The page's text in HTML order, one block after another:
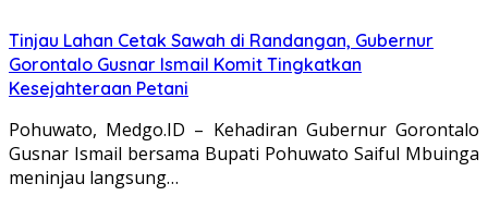
Tinjau Lahan Cetak Sawah di Randangan, Gubernur
Gorontalo Gusnar Ismail Komit Tingkatkan
Kesejahteraan Petani
Pohuwato, Medgo.ID – Kehadiran Gubernur Gorontalo
Gusnar Ismail bersama Bupati Pohuwato Saiful Mbuinga
meninjau langsung…